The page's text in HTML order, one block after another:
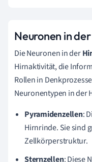
Neuronen in
Die Neuronen in der
Hirnaktivität, die
Rollen in
Neuronentypen in der
Pyramidenzellen:
Hirnrinde. Sie sind
Zellkörperstruktur.
Sternzellen: Diese